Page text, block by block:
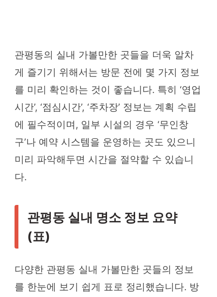
관평동의 실내 가볼만한 곳들을 더욱 알차
게 즐기기 위해서는 방문 전에 몇 가지 정보
를 미리 확인하는 것이 좋습니다. 특히 ‘영업
시간’, ‘점심시간’, ‘주차장’ 정보는 계획 수립
에 필수적이며, 일부 시설의 경우 ‘무인창
구’나 예약 시스템을 운영하는 곳도 있으니
미리 파악해두면 시간을 절약할 수 있습니
다.
관평동 실내 명소 정보 요약
(표)
다양한 관평동 실내 가볼만한 곳들의 정보
를 한눈에 보기 쉽게 표로 정리했습니다. 방